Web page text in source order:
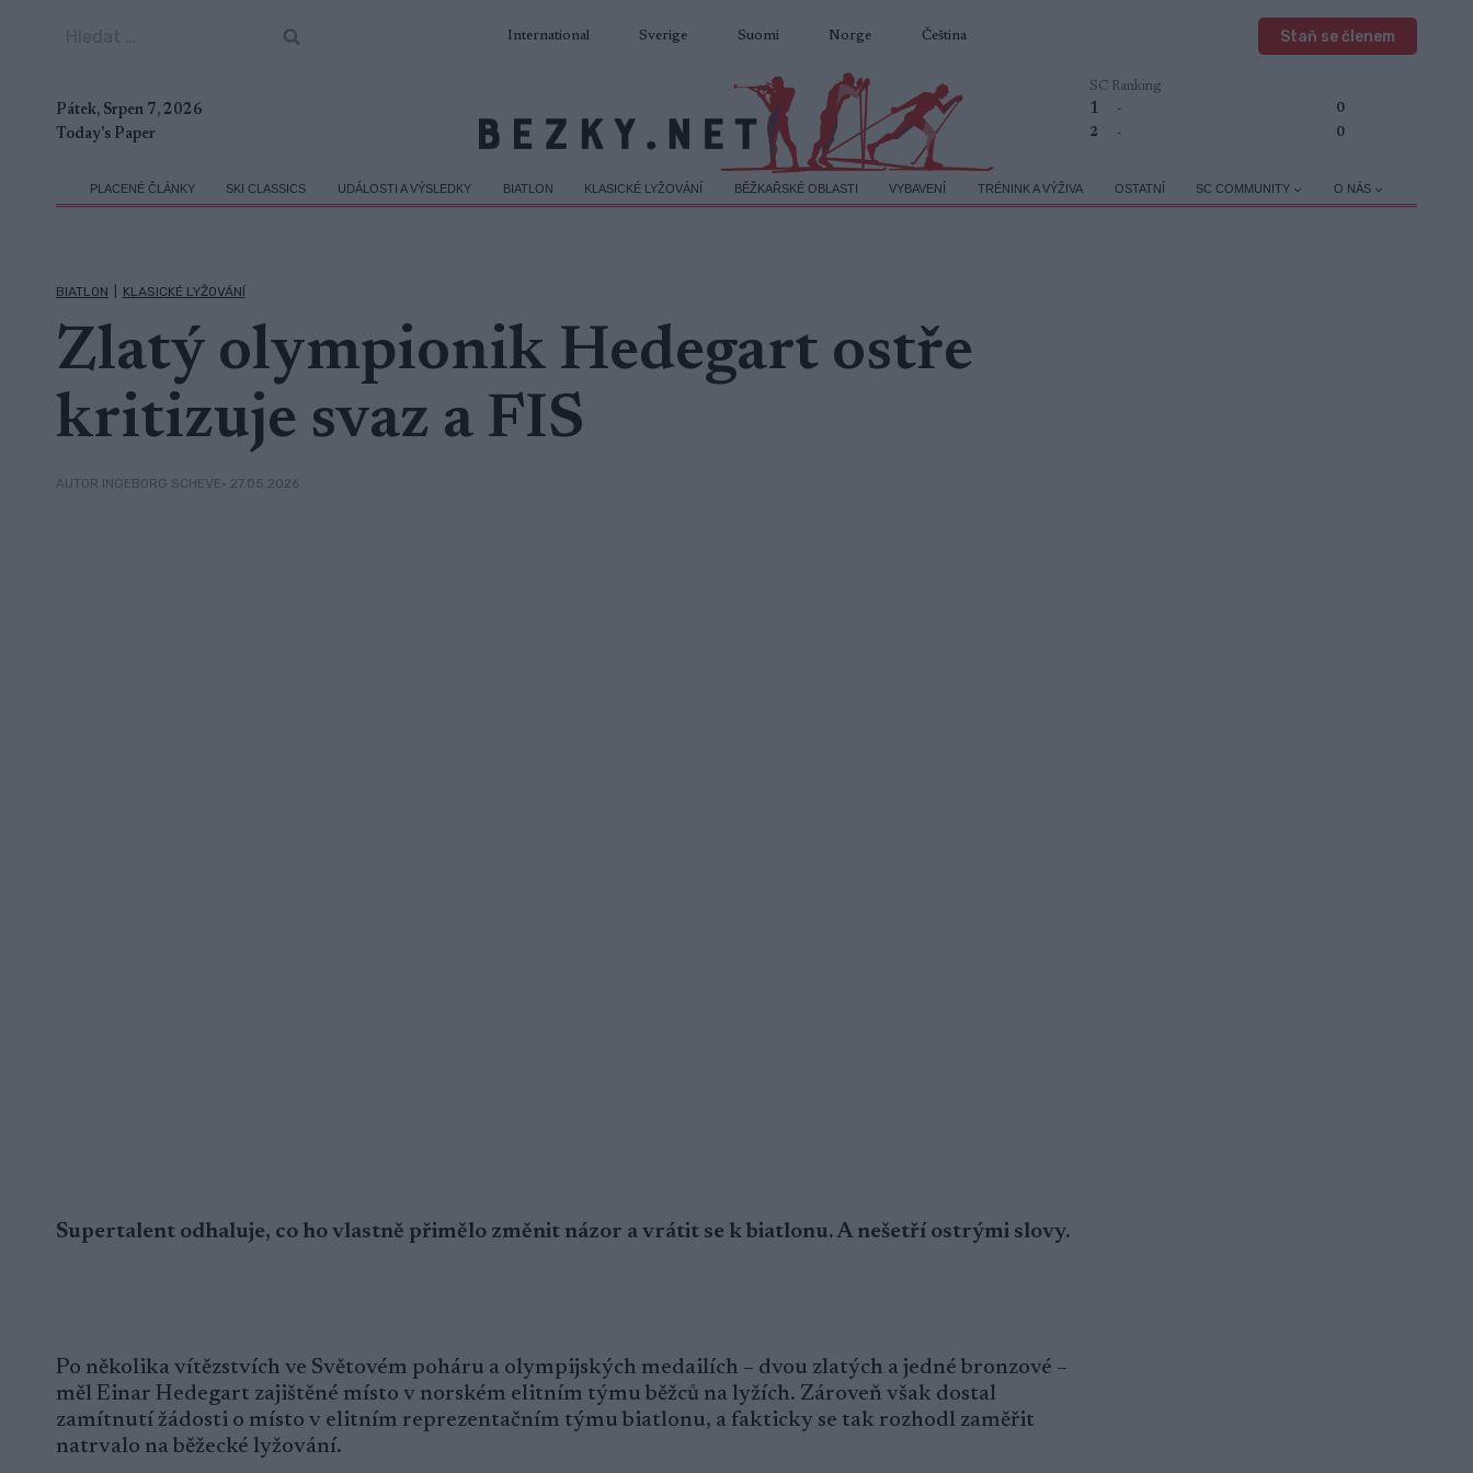
International Sverige Suomi Norge Čeština Staň se členem
Pátek, Srpen 7, 2026
Today's Paper
SC Ranking
1 -
0
2
- 0
PLACENÉ ČLÁNKY SKI CLASSICS UDÁLOSTI A VÝSLEDKY BIATLON KLASICKÉ LYŽOVÁNÍ BĚŽKAŘSKÉ OBLASTI VYBAVENÍ TRÉNINK A VÝŽIVA OSTATNÍ SC COMMUNITY O NÁS
BIATLON KLASICKÉ LYŽOVÁNÍ
Zlatý olympionik Hedegart ostře
kritizuje svaz a FIS
AUTOR INGEBORG SCHEVE• 27.05.2026
Supertalent odhaluje, co ho vlastně přimělo změnit názor a vrátit se k biatlonu. A nešetří ostrými slovy.
Po několika vítězstvích ve Světovém poháru a olympijských medailích – dvou zlatých a jedné bronzové –
měl Einar Hedegart zajištěné místo v norském elitním týmu běžců na lyžích. Zároveň však dostal
zamítnutí žádosti o místo v elitním reprezentačním týmu biatlonu, a fakticky se tak rozhodl zaměřit
natrvalo na běžecké lyžování.